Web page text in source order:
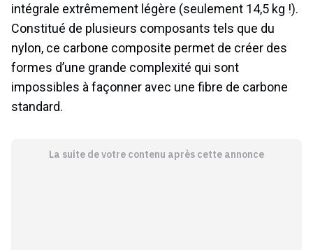
intégrale extrêmement légère (seulement 14,5 kg !).
Constitué de plusieurs composants tels que du
nylon, ce carbone composite permet de créer des
formes d’une grande complexité qui sont
impossibles à façonner avec une fibre de carbone
standard.
La suite de votre contenu après cette annonce